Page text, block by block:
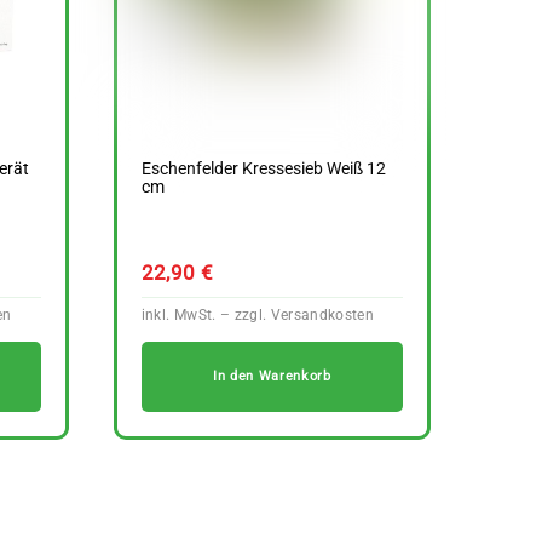
Eschenfelder Kressesieb Weiß 12
cm
22,90 €
In den Warenkorb